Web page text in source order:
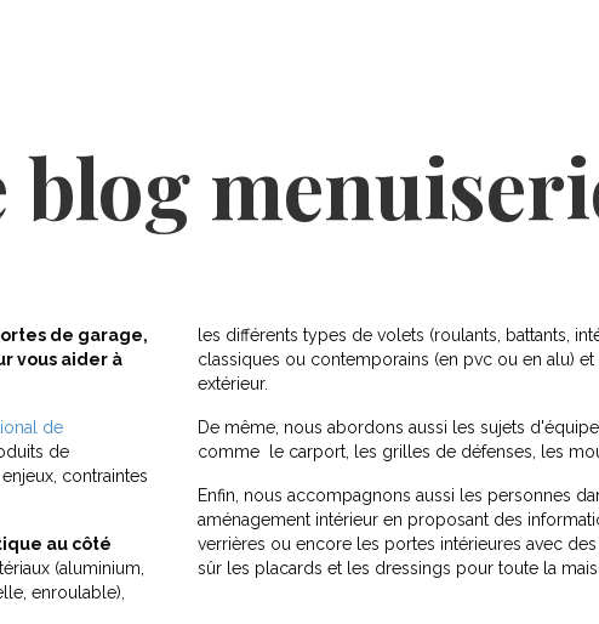
blog
de garage,
vous aider à
de
de
contraintes
au côté
(aluminium,
enroulable),
les différents types de volets (roulants, battants,
classiques ou contemporains (en pvc ou en alu)
extérieur.
De même, nous abordons aussi les sujets
comme le carport, les grilles de défenses, les
Enfin, nous accompagnons aussi les personnes
aménagement intérieur en proposant des
verrières ou encore les portes intérieures avec
sûr les placards et les dressings pour toute la